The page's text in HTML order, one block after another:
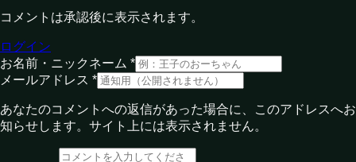
コメントは承認後に表示されます。
ログイン
お名前・ニックネーム *
メールアドレス *
あなたのコメントへの返信があった場合に、このアドレスへお
知らせします。サイト上には表示されません。